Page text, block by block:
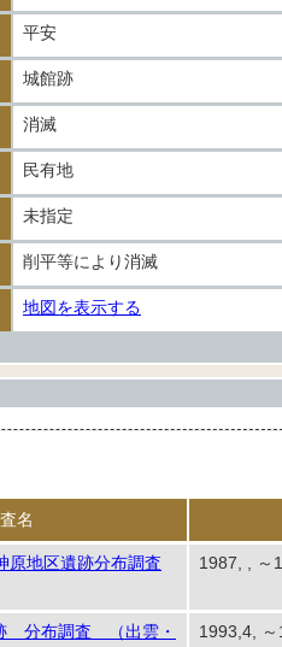
平安
城館跡
消滅
民有地
未指定
削平等により消滅
地図を表示する
名
地区遺跡分布調査 1987, , ～
分布調査 （出雲・ 1993,4,